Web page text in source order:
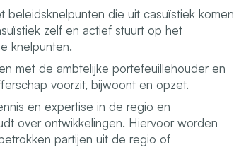
beleidsknelpunten die uit casuïstiek komen
zelf en actief stuurt op het
knelpunten.
met de ambtelijke portefeuillehouder en
voorzit, bijwoont en opzet.
en expertise in de regio en
over ontwikkelingen. Hiervoor worden
partijen uit de regio of